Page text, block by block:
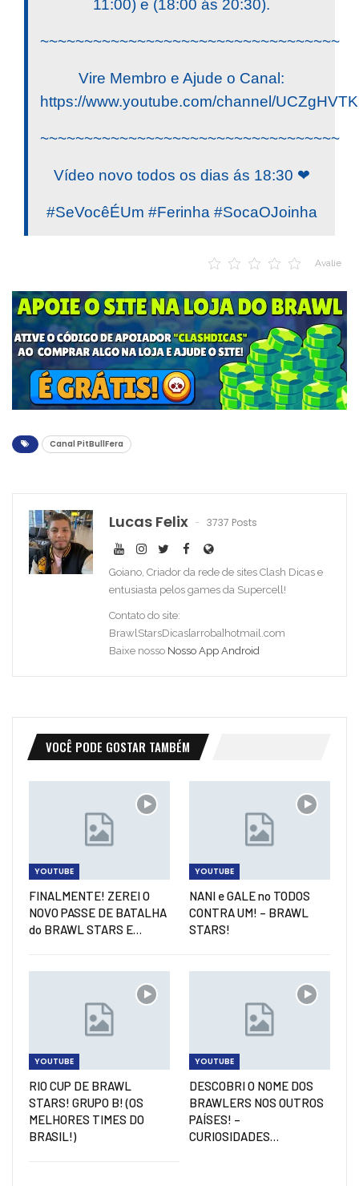
11:00) e (18:00 ás 20:30).
~~~~~~~~~~~~~~~~~~~~~~~~~~~~~~~~~~
Vire Membro e Ajude o Canal:
https://www.youtube.com/channel/
~~~~~~~~~~~~~~~~~~~~~~~~~~~~~~~~~~
Vídeo novo todos os dias ás 18:30 ❤
#SeVocêÉUm #Ferinha #SocaOJoinha
Avalie
Canal PitBullFera
Lucas Felix 3737 Posts
Goiano, Criador da rede de sites Clash Dicas e
entusiasta pelos games da Supercell!
Contato do site:
BrawlStarsDicas[arroba]hotmail.com
Baixe nosso Nosso App Android
VOCÊ PODE GOSTAR TAMBÉM
YOUTUBE
FINALMENTE! ZEREI O
NOVO PASSE DE BATALHA
do BRAWL STARS E…
YOUTUBE
NANI e GALE no TODOS
CONTRA UM! – BRAWL
STARS!
YOUTUBE
RIO CUP DE BRAWL
STARS! GRUPO B! (OS
MELHORES TIMES DO
BRASIL!)
YOUTUBE
DESCOBRI O NOME DOS
BRAWLERS NOS OUTROS
PAÍSES! –
CURIOSIDADES…